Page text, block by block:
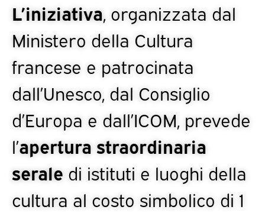
L’iniziativa, organizzata dal
Ministero della Cultura
francese e patrocinata
dall’Unesco, dal Consiglio
d’Europa e dall’ICOM, prevede
l’apertura straordinaria
serale di istituti e luoghi della
cultura al costo simbolico di 1